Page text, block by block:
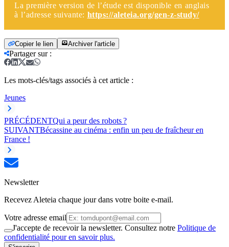
La première version de l’étude est disponible en anglais
à l’adresse suivante: https://aleteia.org/gen-z-study/
Copier le lien Archiver l'article
Partager sur:
Les mots-clés/tags associés à cet article :
Jeunes
PRÉCÉDENTQui a peur des robots ?
SUIVANTBécassine au cinéma : enfin un peu de fraîcheur en
France !
Newsletter
Recevez Aleteia chaque jour dans votre boite e-mail.
Votre adresse email
J'accepte de recevoir la newsletter. Consultez notre Politique de
confidentialité pour en savoir plus.